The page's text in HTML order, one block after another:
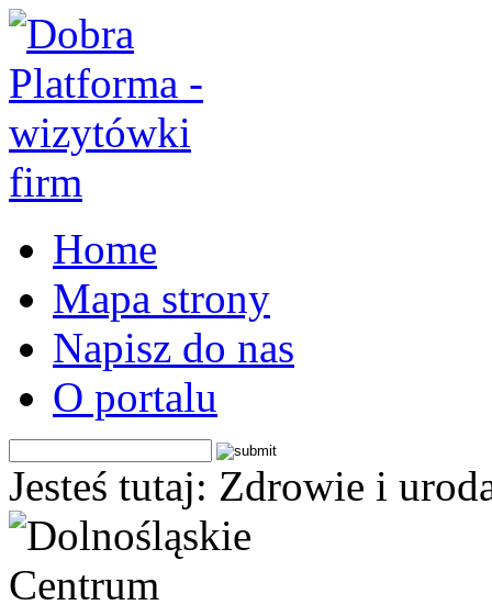
Home
Mapa strony
Napisz do nas
O portalu
Jesteś tutaj: Zdrowie i